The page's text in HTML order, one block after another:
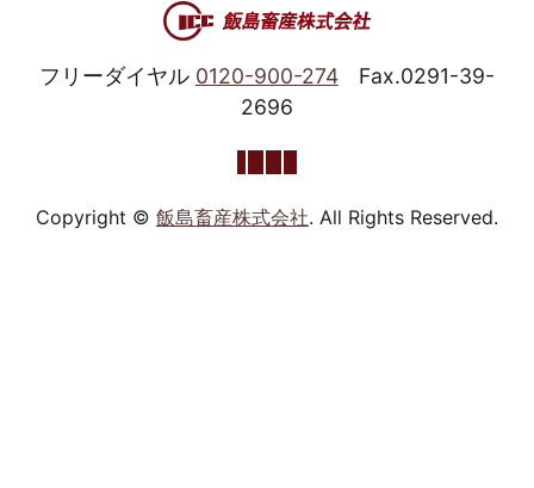
フリーダイヤル 0120-900-274
Fax.0291-39-
2696
Copyright © 飯島畜産株式会社. All Rights Reserved.